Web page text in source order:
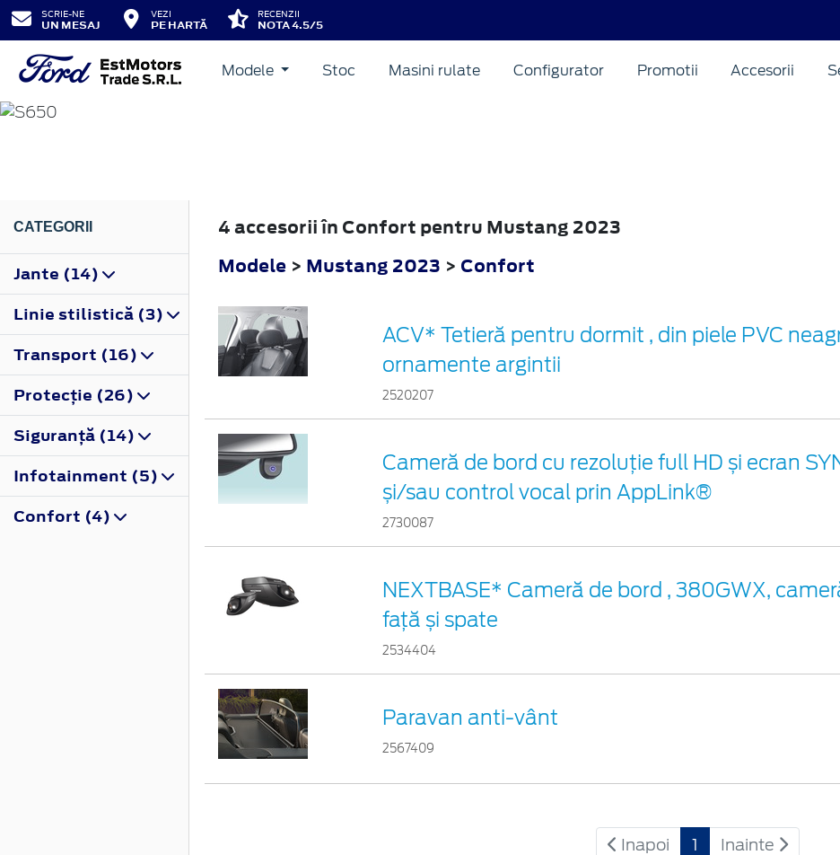
SCRIE-NE
UN MESAJ
VEZI
PE HARTĂ
RECENZII
NOTA 4.5/5
Modele Stoc Masini rulate Configurator Promotii Accesorii
MUSTANG
CATEGORII
Jante (14)
Linie stilistică (3)
Transport (16)
Protecţie (26)
Siguranţă (14)
Infotainment (5)
Confort (4)
4 accesorii în Confort pentru Mustang 2023
Modele > Mustang 2023 > Confort
ACV* Tetieră pentru dormit , din piele PVC
ornamente argintii
2520207
Cameră de bord cu rezoluție full HD și ecran
și/sau control vocal prin AppLink®
2730087
NEXTBASE* Cameră de bord , 380GWX,
față și spate
2534404
Paravan anti-vânt
2567409
Inapoi 1 Inainte